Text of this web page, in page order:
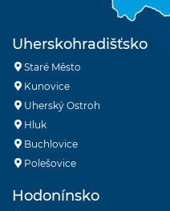
Uherskohradišťsko
Staré Město
Kunovice
Uherský Ostroh
Hluk
Buchlovice
Polešovice
Hodonínsko